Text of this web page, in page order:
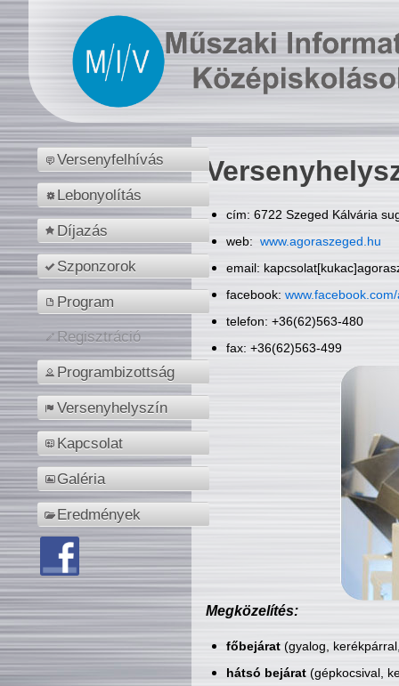
Versenyfelhívás
Lebonyolítás
Díjazás
Szponzorok
Program
Regisztráció
Programbizottság
Versenyhelyszín
Kapcsolat
Galéria
Eredmények
cím: 6722 Szeged Kálvária
web: www.agoraszeged.hu
email:
facebook:
telefon: +36(62)563-480
fax: +36(62)563-499
Megközelítés:
főbejárat(gyalog,
hátsó bejárat(gépkocsival,